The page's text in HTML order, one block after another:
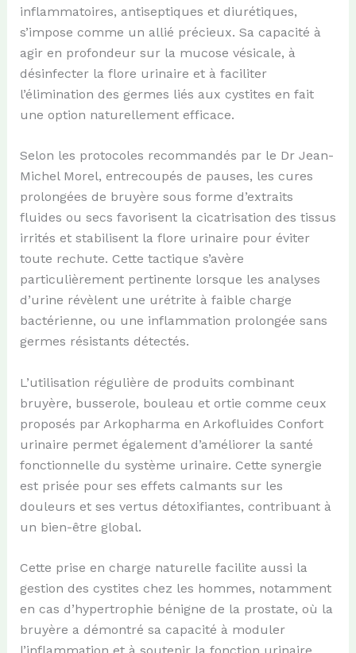
inflammatoires, antiseptiques et diurétiques,
s’impose comme un allié précieux. Sa capacité à
agir en profondeur sur la mucose vésicale, à
désinfecter la flore urinaire et à faciliter
l’élimination des germes liés aux cystites en fait
une option naturellement efficace.
Selon les protocoles recommandés par le Dr Jean-
Michel Morel, entrecoupés de pauses, les cures
prolongées de bruyère sous forme d’extraits
fluides ou secs favorisent la cicatrisation des tissus
irrités et stabilisent la flore urinaire pour éviter
toute rechute. Cette tactique s’avère
particulièrement pertinente lorsque les analyses
d’urine révèlent une urétrite à faible charge
bactérienne, ou une inflammation prolongée sans
germes résistants détectés.
L’utilisation régulière de produits combinant
bruyère, busserole, bouleau et ortie comme ceux
proposés par Arkopharma en Arkofluides Confort
urinaire permet également d’améliorer la santé
fonctionnelle du système urinaire. Cette synergie
est prisée pour ses effets calmants sur les
douleurs et ses vertus détoxifiantes, contribuant à
un bien-être global.
Cette prise en charge naturelle facilite aussi la
gestion des cystites chez les hommes, notamment
en cas d’hypertrophie bénigne de la prostate, où la
bruyère a démontré sa capacité à moduler